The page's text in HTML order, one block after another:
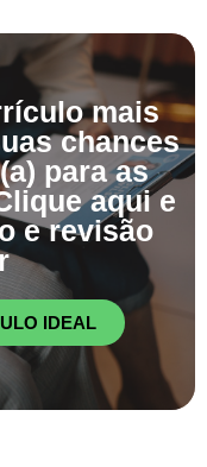
mais
chances
para as
aqui e
e revisão
IDEAL